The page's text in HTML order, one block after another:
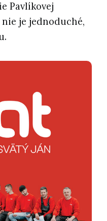
Pavlíkovej
je jednoduché,